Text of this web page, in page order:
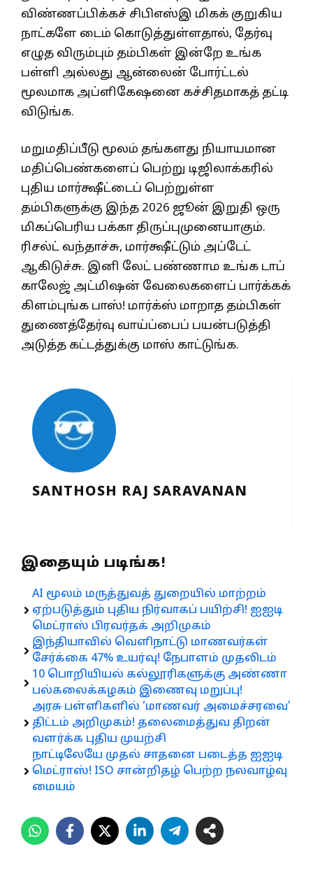
விண்ணப்பிக்கச் சிபிஎஸ்இ மிகக் குறுகிய
நாட்களே டைம் கொடுத்துள்ளதால், தேர்வு
எழுத விரும்பும் தம்பிகள் இன்றே உங்க
பள்ளி அல்லது ஆன்லைன் போர்ட்டல்
மூலமாக அப்ளிகேஷனை கச்சிதமாகத் தட்டி
விடுங்க.
மறுமதிப்பீடு மூலம் தங்களது நியாயமான
மதிப்பெண்களைப் பெற்று டிஜிலாக்கரில்
புதிய மார்க்ஷீட்டைப் பெற்றுள்ள
தம்பிகளுக்கு இந்த 2026 ஜூன் இறுதி ஒரு
மிகப்பெரிய பக்கா திருப்புமுனையாகும்.
ரிசல்ட் வந்தாச்சு, மார்க்ஷீட்டும் அப்டேட்
ஆகிடுச்சு. இனி லேட் பண்ணாம உங்க டாப்
காலேஜ் அட்மிஷன் வேலைகளைப் பார்க்கக்
கிளம்புங்க பாஸ்! மார்க்ஸ் மாறாத தம்பிகள்
துணைத்தேர்வு வாய்ப்பைப் பயன்படுத்தி
அடுத்த கட்டத்துக்கு மாஸ் காட்டுங்க.
SANTHOSH RAJ SARAVANAN
இதையும் படிங்க!
AI மூலம் மருத்துவத் துறையில் மாற்றம்
ஏற்படுத்தும் புதிய நிர்வாகப் பயிற்சி! ஐஐடி
மெட்ராஸ் பிரவர்தக் அறிமுகம்
இந்தியாவில் வெளிநாட்டு மாணவர்கள்
சேர்க்கை 47% உயர்வு! நேபாளம் முதலிடம்
10 பொறியியல் கல்லூரிகளுக்கு அண்ணா
பல்கலைக்கழகம் இணைவு மறுப்பு!
அரசு பள்ளிகளில் ‘மாணவர் அமைச்சரவை’
திட்டம் அறிமுகம்! தலைமைத்துவ திறன்
வளர்க்க புதிய முயற்சி
நாட்டிலேயே முதல் சாதனை படைத்த ஐஐடி
மெட்ராஸ்! ISO சான்றிதழ் பெற்ற நலவாழ்வு
மையம்